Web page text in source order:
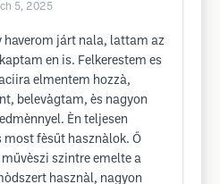
5, 2025
haverom járt nala, lattam az
en is. Felkerestem es
elmentem hozzà,
belevàgtam, ès nagyon
Èn teljesen
most fèsűt hasznàlok. Ő
szintre emelte a
hasznàl, nagyon